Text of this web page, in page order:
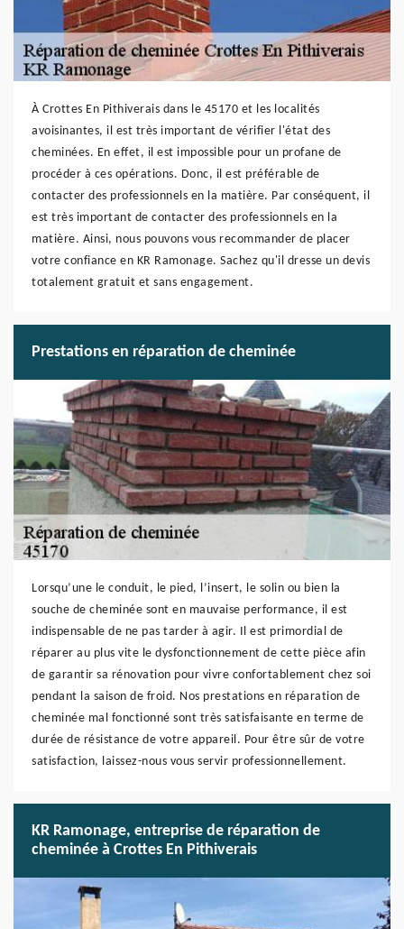
À Crottes En Pithiverais dans le 45170 et les localités
avoisinantes, il est très important de vérifier l'état des
cheminées. En effet, il est impossible pour un profane de
procéder à ces opérations. Donc, il est préférable de
contacter des professionnels en la matière. Par conséquent, il
est très important de contacter des professionnels en la
matière. Ainsi, nous pouvons vous recommander de placer
votre confiance en KR Ramonage. Sachez qu'il dresse un devis
totalement gratuit et sans engagement.
Prestations en réparation de cheminée
Lorsqu’une le conduit, le pied, l’insert, le solin ou bien la
souche de cheminée sont en mauvaise performance, il est
indispensable de ne pas tarder à agir. Il est primordial de
réparer au plus vite le dysfonctionnement de cette pièce afin
de garantir sa rénovation pour vivre confortablement chez soi
pendant la saison de froid. Nos prestations en réparation de
cheminée mal fonctionné sont très satisfaisante en terme de
durée de résistance de votre appareil. Pour être sûr de votre
satisfaction, laissez-nous vous servir professionnellement.
KR Ramonage, entreprise de réparation de
cheminée à Crottes En Pithiverais